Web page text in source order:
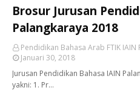
Brosur Jurusan
Palangkaraya 2018
Pendidikan Bahasa Arab FTIK IAIN
Januari 30, 2018
Jurusan Pendidikan Bahasa IAIN
yakni: 1. Pr…